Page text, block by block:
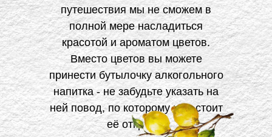
путешествия мы не сможем в
полной мере насладиться
красотой и ароматом цветов.
Вместо цветов вы можете
принести бутылочку алкогольного
напитка - не забудьте указать на
ней повод, по которому нам стоит
её открыть!